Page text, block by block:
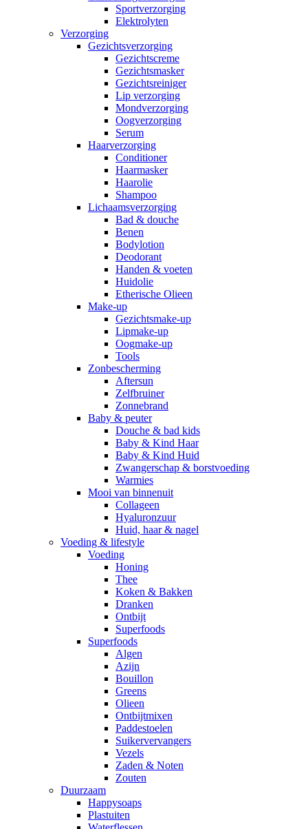
Sportverzorging
Elektrolyten
Verzorging
Gezichtsverzorging
Gezichtscreme
Gezichtsmasker
Gezichtsreiniger
Lip verzorging
Mondverzorging
Oogverzorging
Serum
Haarverzorging
Conditioner
Haarmasker
Haarolie
Shampoo
Lichaamsverzorging
Bad & douche
Benen
Bodylotion
Deodorant
Handen & voeten
Huidolie
Etherische Olieen
Make-up
Gezichtsmake-up
Lipmake-up
Oogmake-up
Tools
Zonbescherming
Aftersun
Zelfbruiner
Zonnebrand
Baby & peuter
Douche & bad kids
Baby & Kind Haar
Baby & Kind Huid
Zwangerschap & borstvoeding
Warmies
Mooi van binnenuit
Collageen
Hyaluronzuur
Huid, haar & nagel
Voeding & lifestyle
Voeding
Honing
Thee
Koken & Bakken
Dranken
Ontbijt
Superfoods
Superfoods
Algen
Azijn
Bouillon
Greens
Olieen
Ontbijtmixen
Paddestoelen
Suikervervangers
Vezels
Zaden & Noten
Zouten
Duurzaam
Happysoaps
Plastuiten